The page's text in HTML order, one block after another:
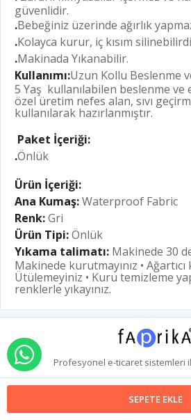
SEPETE EKLE
güvenlidir.
.Bebeğiniz üzerinde ağırlık
.Kolayca kurur, iç kısım
.Makinada Yıkanabilir.
Kullanımı:Uzun Kollu Beslenme
5 Yaş kullanılabilen beslenme
özel üretim nefes alan, sıvı
kullanılarak hazırlanmıştır.
Paket İçeriği:
.Önlük
Ürün İçeriği:
Ana Kumaş:Waterproof Fabric
Renk:Gri
Ürün Tipi:Önlük
Yıkama talimatı: Makinede 30
Makinede kurutmayınız • Ağartıcı
Ütülemeyiniz • Kuru temizleme
renklerle yıkayınız.
Profesyonel e-ticaretsistemleri